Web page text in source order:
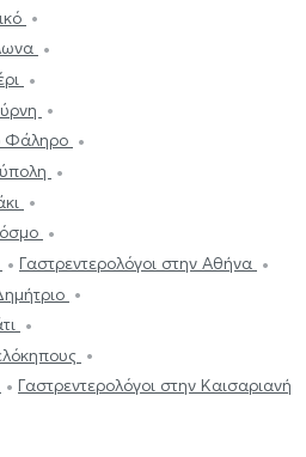
Φάληρο
Γαστρεντερολόγοι στην Αθήνα
Γαστρεντερολόγοι στην Καισαριανή